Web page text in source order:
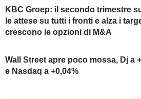
KBC Groep: il secondo trimestre
le attese su tutti i fronti e alza i
crescono le opzioni di M&A
Wall Street apre poco mossa, Dj a
e Nasdaq a +0,04%